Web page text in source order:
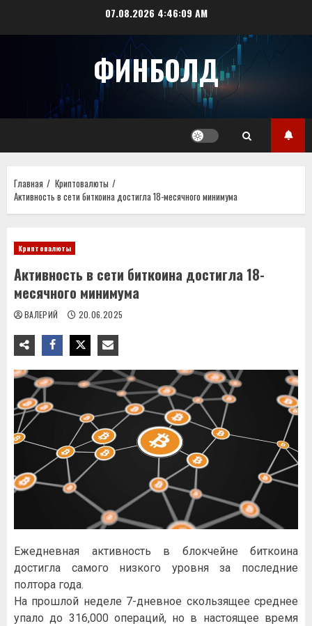
07.08.2026 4:46:09 AM
ФИНБОЛД
Главная
Криптовалюты
Активность в сети биткоина достигла 18-месячного минимума
Криптовалюты
Активность в сети биткоина достигла 18-
месячного минимума
ВАЛЕРИЙ 20.06.2025
Ежедневная активность в блокчейне биткоина
достигла самого низкого уровня за последние
полтора года.
На прошлой неделе 7-дневное скользящее среднее
упало до 316,000 операций, но в настоящее время